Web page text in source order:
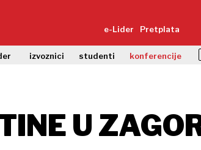
e-Lider Pretplata
izvoznici studenti konferencije
U